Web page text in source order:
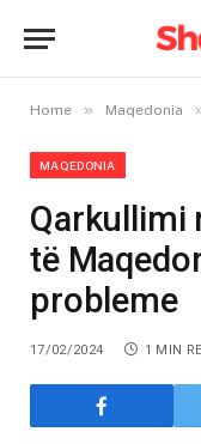
Home » Maqedonia
MAQEDONIA
Qarkullimi
të
probleme
17/02/2024 1 MIN